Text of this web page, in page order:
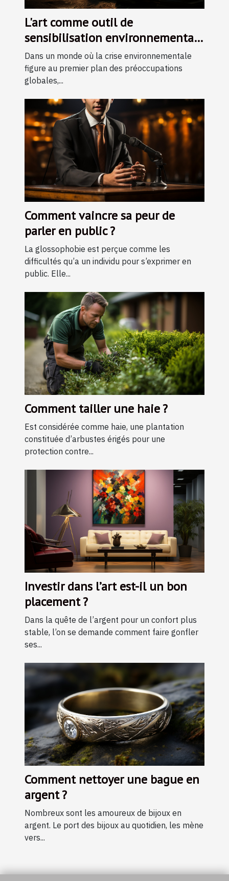
L'art comme outil de
sensibilisation environnementale
: initiatives et impacts
Dans un monde où la crise environnementale
figure au premier plan des préoccupations
globales,...
Comment vaincre sa peur de
parler en public ?
La glossophobie est perçue comme les
difficultés qu’a un individu pour s’exprimer en
public. Elle...
Comment tailler une haie ?
Est considérée comme haie, une plantation
constituée d’arbustes érigés pour une
protection contre...
Investir dans l’art est-il un bon
placement ?
Dans la quête de l’argent pour un confort plus
stable, l’on se demande comment faire gonfler
ses...
Comment nettoyer une bague en
argent ?
Nombreux sont les amoureux de bijoux en
argent. Le port des bijoux au quotidien, les mène
vers...